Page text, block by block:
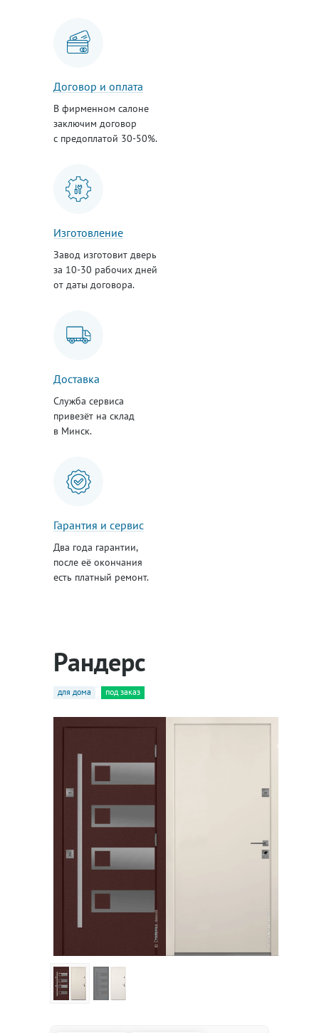
Договор и оплата
В фирменном салоне
заключим договор
с предоплатой 30-50%.
Изготовление
Завод изготовит дверь
за 10-30 рабочих дней
от даты договора.
Доставка
Служба сервиса
привезёт на склад
в Минск.
Гарантия и сервис
Два года гарантии,
после её окончания
есть платный ремонт.
Рандерс
для дома под заказ